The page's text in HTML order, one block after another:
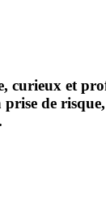
curieux et
de risque,